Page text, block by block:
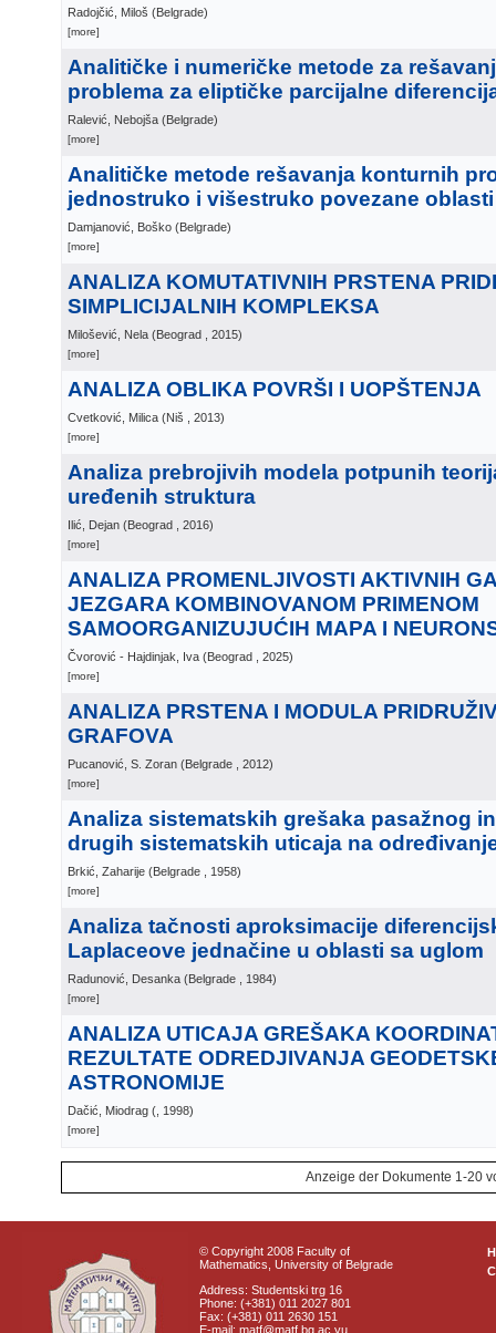
Radojčić, Miloš (Belgrade)
[more]
Analitičke i numeričke metode za
problema za eliptičke parcijalne
Ralević, Nebojša (Belgrade)
[more]
Analitičke metode rešavanja konturnih
jednostruko i višestruko povezane oblasti
Damjanović, Boško (Belgrade)
[more]
ANALIZA KOMUTATIVNIH PRSTENA
SIMPLICIJALNIH KOMPLEKSA
Milošević, Nela (Beograd , 2015)
[more]
ANALIZA OBLIKA POVRŠI I UOPŠTENJA
Cvetković, Milica (Niš , 2013)
[more]
Analiza prebrojivih modela potpunih
uređenih struktura
Ilić, Dejan (Beograd , 2016)
[more]
ANALIZA PROMENLJIVOSTI AKTIVNIH
JEZGARA KOMBINOVANOM PRIMENOM
SAMOORGANIZUJUĆIH MAPA I
Čvorović - Hajdinjak, Iva (Beograd , 2025)
[more]
ANALIZA PRSTENA I MODULA
GRAFOVA
Pucanović, S. Zoran (Belgrade , 2012)
[more]
Analiza sistematskih grešaka pasažnog
drugih sistematskih uticaja na
Brkić, Zaharije (Belgrade , 1958)
[more]
Analiza tačnosti aproksimacije
Laplaceove jednačine u oblasti sa uglom
Radunović, Desanka (Belgrade , 1984)
[more]
ANALIZA UTICAJA GREŠAKA
REZULTATE ODREDJIVANJA
ASTRONOMIJE
Dačić, Miodrag ( , 1998)
[more]
Anzeige der Dokumente 1-20
© Copyright 2008 Faculty of
Mathematics, University of Belgrade
Address: Studentski trg 16
Phone: (+381) 011 2027 801
Fax: (+381) 011 2630 151
E-mail: matf@matf.bg.ac.yu